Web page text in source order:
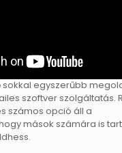
sokkal egyszerűbb
szoftver szolgáltatás.
számos opció áll a
mások számára is